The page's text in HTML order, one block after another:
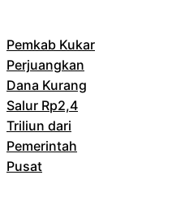
Pemkab Kukar
Perjuangkan
Dana Kurang
Salur Rp2,4
Triliun dari
Pemerintah
Pusat